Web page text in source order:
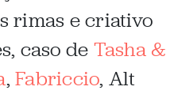
rimas e criativo
caso de Tasha &
, Fabriccio, Alt